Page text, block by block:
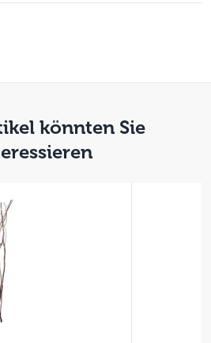
könnten Sie